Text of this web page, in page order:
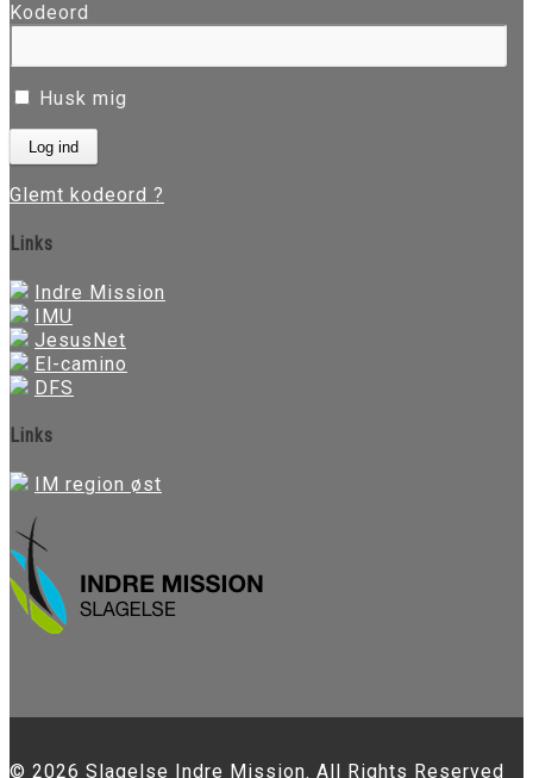
Kodeord
Husk mig
Glemt kodeord ?
Links
Indre Mission
IMU
JesusNet
El-camino
DFS
Links
IM region øst
© 2026 Slagelse Indre Mission. All Rights Reserved